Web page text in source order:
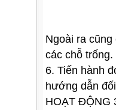
Ngoài ra
các chỗ trống.
6. Tiến hành
hướng dẫn
HOẠT ĐỘNG